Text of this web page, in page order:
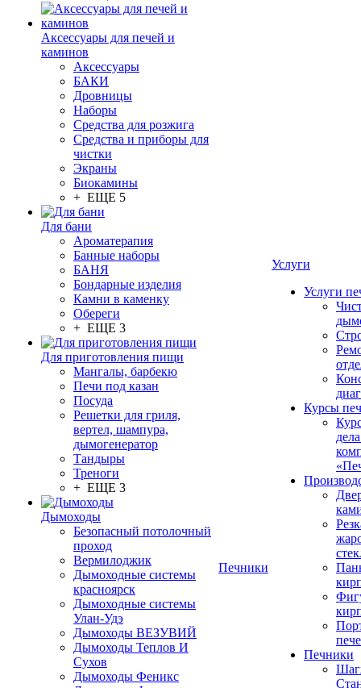
Аксессуары для печей и
каминов
Аксессуары
БАКИ
Дровницы
Наборы
Средства для розжига
Средства и приборы для
чистки
Экраны
Биокамины
+ ЕЩЕ 5
Для бани
Ароматерапия
Банные наборы
БАНЯ
Бондарные изделия
Камни в каменку
Обереги
+ ЕЩЕ 3
Для приготовления пищи
Мангалы, барбекю
Печи под казан
Посуда
Решетки для гриля,
вертел, шампура,
дымогенератор
Тандыры
Треноги
+ ЕЩЕ 3
Дымоходы
Безопасный потолочный
проход
Вермилоджик
Дымоходные системы
красноярск
Дымоходные системы
Улан-Удэ
Дымоходы ВЕЗУВИЙ
Дымоходы Теплов И
Сухов
Дымоходы Феникс
Печники
Услуги
Услуги
Курсы
Печники